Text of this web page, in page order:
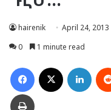
hairenik April 24, 2013
0
1 minute read
Facebook
Տպել